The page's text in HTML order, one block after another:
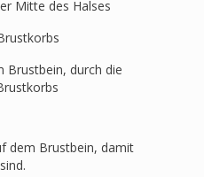
Mitte des Halses
Brustbein, durch die
dem Brustbein, damit